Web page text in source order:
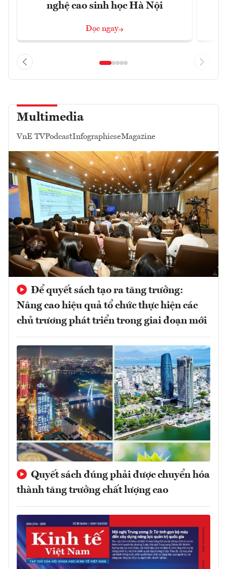
nghệ cao sinh học Hà Nội
Đọc ngay
Multimedia
VnE TVPodcastInfographicseMagazine
Để quyết sách tạo ra tăng trưởng:
Nâng cao hiệu quả tổ chức thực hiện các
chủ trương phát triển trong giai đoạn mới
Quyết sách đúng phải được chuyển hóa
thành tăng trưởng chất lượng cao